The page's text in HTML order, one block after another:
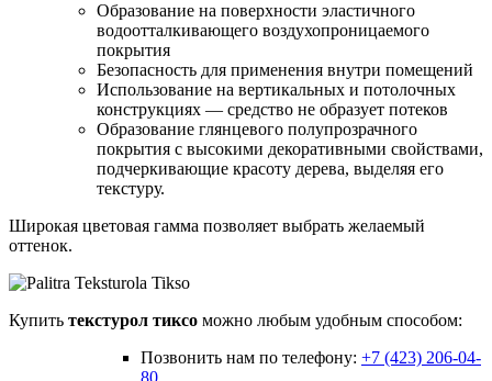
Образование на поверхности эластичного
водоотталкивающего воздухопроницаемого
покрытия
Безопасность для применения внутри помещений
Использование на вертикальных и потолочных
конструкциях — средство не образует потеков
Образование глянцевого полупрозрачного
покрытия с высокими декоративными свойствами,
подчеркивающие красоту дерева, выделяя его
текстуру.
Широкая цветовая гамма позволяет выбрать желаемый
оттенок.
Купить текстурол тиксо можно любым удобным способом:
Позвонить нам по телефону: +7 (423) 206-04-
80